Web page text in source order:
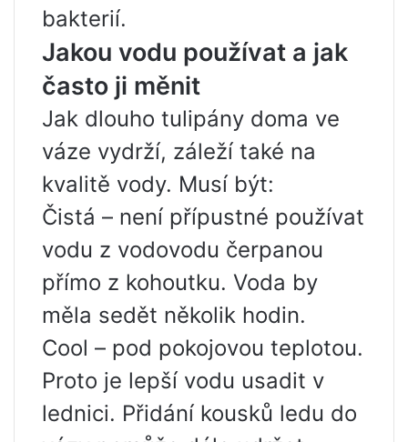
bakterií.
Jakou vodu používat a jak
často ji měnit
Jak dlouho tulipány doma ve
váze vydrží, záleží také na
kvalitě vody. Musí být:
Čistá – není přípustné používat
vodu z vodovodu čerpanou
přímo z kohoutku. Voda by
měla sedět několik hodin.
Cool – pod pokojovou teplotou.
Proto je lepší vodu usadit v
lednici. Přidání kousků ledu do